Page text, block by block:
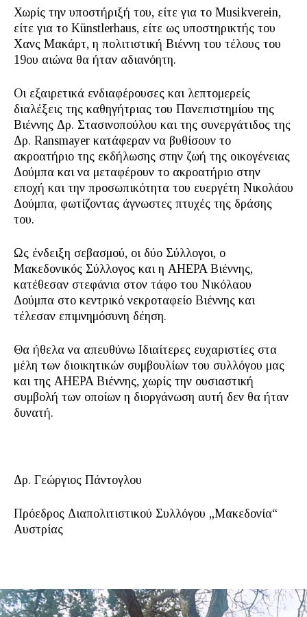
Χωρίς την υποστήριξή του, είτε για το Μusikverein,
είτε για το Künstlerhaus, είτε ως υποστηρικτής του
Χανς Μακάρτ, η πολιτιστική Βιέννη του τέλους του
19ου αιώνα θα ήταν αδιανόητη.
Οι εξαιρετικά ενδιαφέρουσες και λεπτομερείς
διαλέξεις της καθηγήτριας του Πανεπιστημίου της
Βιέννης Δρ. Στασινοπούλου και της συνεργάτιδος της
Δρ. Ransmayer κατάφεραν να βυθίσουν το
ακροατήριο της εκδήλωσης στην ζωή της οικογένειας
Δούμπα και να μεταφέρουν το ακροατήριο στην
εποχή και την προσωπικότητα του ευεργέτη Νικολάου
Δούμπα, φωτίζοντας άγνωστες πτυχές της δράσης
του.
Ως ένδειξη σεβασμού, οι δύο Σύλλογοι, ο
Μακεδονικός Σύλλογος και η AHEPA Βιέννης,
κατέθεσαν στεφάνια στον τάφο του Νικόλαου
Δούμπα στο κεντρικό νεκροταφείο Βιέννης και
τέλεσαν επιμνημόσυνη δέηση.
Θα ήθελα να απευθύνω Ιδιαίτερες ευχαριστίες στα
μέλη των διοικητικών συμβουλίων του συλλόγου μας
και της AHEPA Βιέννης, χωρίς την ουσιαστική
συμβολή των οποίων η διοργάνωση αυτή δεν θα ήταν
δυνατή.
Δρ. Γεώργιος Πάντογλου
Πρόεδρος Διαπολιτιστικού Συλλόγου „Mακεδονία“
Αυστρίας